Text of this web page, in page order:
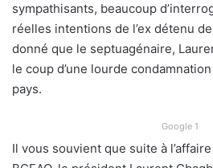
sympathisants, beaucoup
réelles intentions de l’ex détenu
donné que le septuagénaire,
le coup d’une lourde
pays.
Google 1
Il vous souvient que suite à